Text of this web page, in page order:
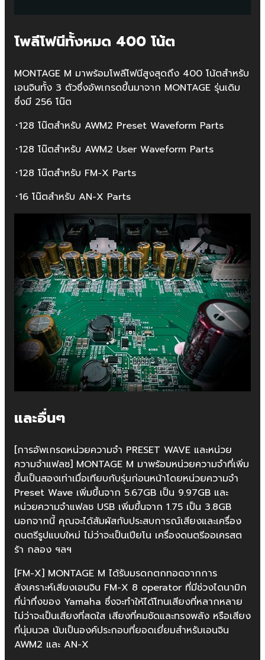
โพลีโฟนีทั้งหมด 400 โน้ต
MONTAGE M มาพร้อมโพลีโฟนีสูงสุดถึง 400 โน้ตสำหรับ
เอนจินทั้ง 3 ตัวซึ่งอัพเกรดขึ้นมาจาก MONTAGE รุ่นเดิม
ซึ่งมี 256 โน๊ต
･128 โน๊ตสำหรับ AWM2 Preset Waveform Parts
･128 โน๊ตสำหรับ AWM2 User Waveform Parts
･128 โน๊ตสำหรับ FM-X Parts
･16 โน๊ตสำหรับ AN-X Parts
และอื่นๆ
[การอัพเกรดหน่วยความจำ PRESET WAVE และหน่วย
ความจำแฟลช] MONTAGE M มาพร้อมหน่วยความจำที่เพิ่ม
ขึ้นเป็นสองเท่าเมื่อเทียบกับรุ่นก่อนหน้าโดยหน่วยความจำ
Preset Wave เพิ่มขึ้นจาก 5.67GB เป็น 9.97GB และ
หน่วยความจำแฟลช USB เพิ่มขึ้นจาก 1.75 เป็น 3.8GB
นอกจากนี้ คุณจะได้สัมผัสกับประสบการณ์เสียงและเครื่อง
ดนตรีรูปแบบใหม่ ไม่ว่าจะเป็นเปียโน เครื่องดนตรีออเครสต
ร้า กลอง ฯลฯ
[FM-X] MONTAGE M ได้รับมรดกตกทอดจากการ
สังเคราะห์เสียงเอนจิน FM-X 8 operator ที่มีช่วงไดนามิก
ที่น่าทึ่งของ Yamaha ซึ่งจะทำให้ได้โทนเสียงที่หลากหลาย
ไม่ว่าจะเป็นเสียงที่สดใส เสียงที่คมชัดและทรงพลัง หรือเสียง
ที่นุ่มนวล นับเป็นองค์ประกอบที่ยอดเยี่ยมสำหรับเอนจิน
AWM2 และ AN-X